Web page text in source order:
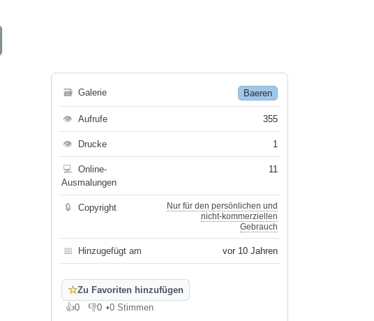
🗃 Galerie Baeren
👁 Aufrufe 355
👁 Drucke 1
💻
Online-
Ausmalungen
11
🔒 Copyright
Nur für den persönlichen und
nicht-kommerziellen
Gebrauch
📅 Hinzugefügt am vor 10 Jahren
☆Zu Favoriten hinzufügen
👍0
Gefällt mir
👎0
Gefällt mir nicht
•0 Stimmen